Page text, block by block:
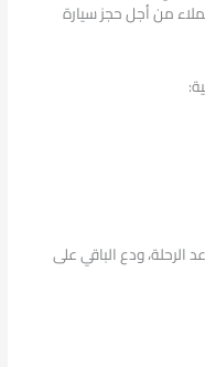
من أجل حجز سيارة
الرحلة، ودع الباقي على